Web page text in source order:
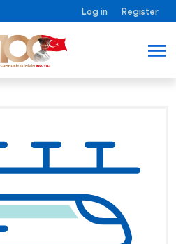
Log in Register